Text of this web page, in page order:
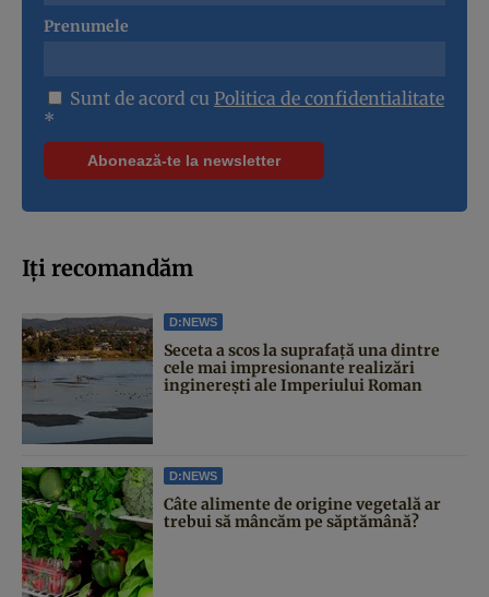
Prenumele
Sunt de acord cu Politica de confidentialitate
*
Iți recomandăm
D:NEWS
Seceta a scos la suprafață una dintre
cele mai impresionante realizări
inginerești ale Imperiului Roman
D:NEWS
Câte alimente de origine vegetală ar
trebui să mâncăm pe săptămână?